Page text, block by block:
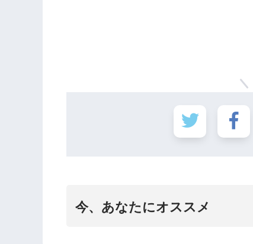
今、あなたにオススメ